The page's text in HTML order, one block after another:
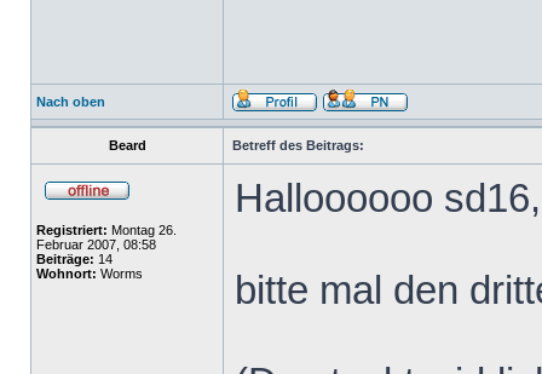
Nach oben
Beard Betreff des Beitrags:
Registriert: Montag 26.
Februar 2007, 08:58
Beiträge: 14
Wohnort: Worms
Halloooooo sd16,
bitte mal den